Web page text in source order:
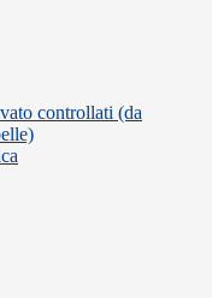
controllati (da